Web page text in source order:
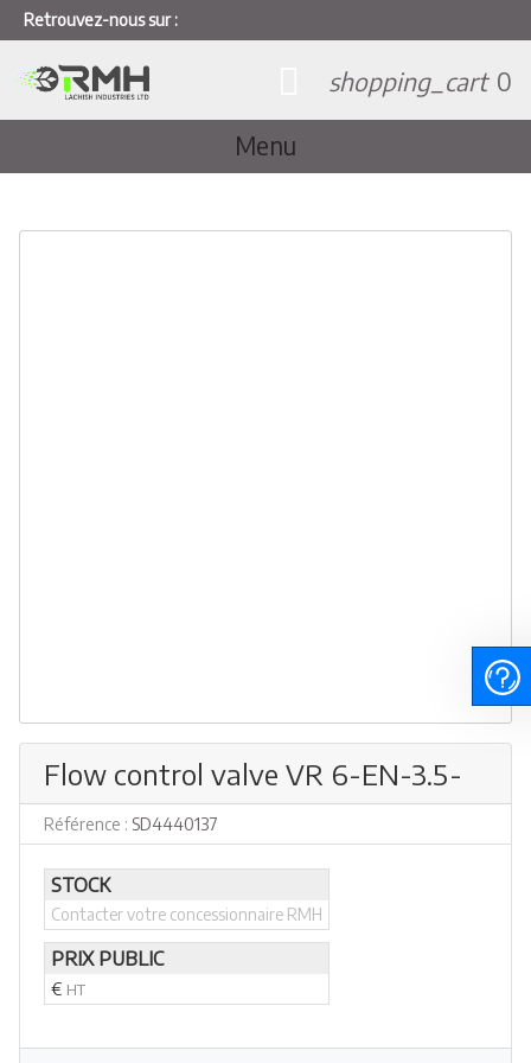
Retrouvez-nous sur :
Menu
shopping_cart 0
Flow control valve VR 6-EN-3.5-
Référence : SD4440137
STOCK
Contacter votre concessionnaire RMH
PRIX PUBLIC
€ HT